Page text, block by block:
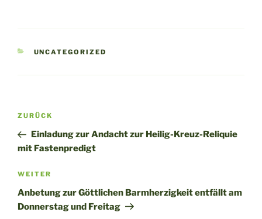
KATEGORIEN
UNCATEGORIZED
Beitragsnavigation
Vorheriger
Beitrag
ZURÜCK
Einladung zur Andacht zur Heilig-Kreuz-Reliquie
mit Fastenpredigt
Nächster
Beitrag
WEITER
Anbetung zur Göttlichen Barmherzigkeit entfällt am
Donnerstag und Freitag